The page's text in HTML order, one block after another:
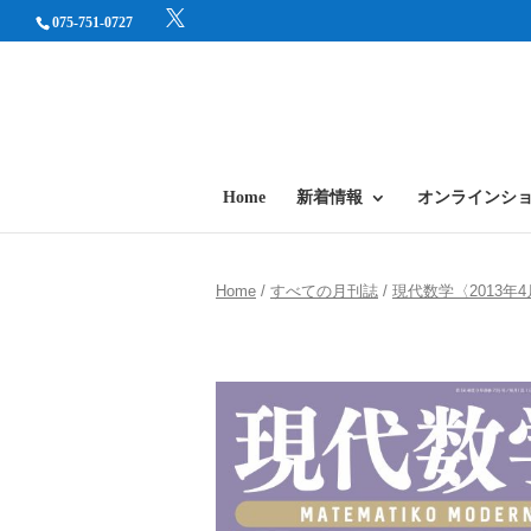
075-751-0727
Home 新着情報 オンラインシ
Home / すべての月刊誌 / 現代数学〈2013年4